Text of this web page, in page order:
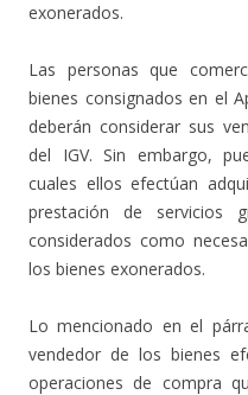
exonerados.
Las personas que
bienes consignados en el
deberán considerar sus
del IGV. Sin embargo,
cuales ellos efectúan
prestación de servicios
considerados como
los bienes exonerados.
Lo mencionado en el
vendedor de los bienes
operaciones de compra